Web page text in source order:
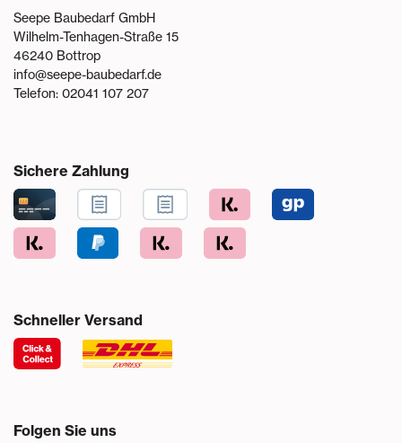
Seepe Baubedarf GmbH
Wilhelm-Tenhagen-Straße 15
46240 Bottrop
info@seepe-baubedarf.de
Telefon: 02041 107 207
Sichere Zahlung
Schneller Versand
Folgen Sie uns